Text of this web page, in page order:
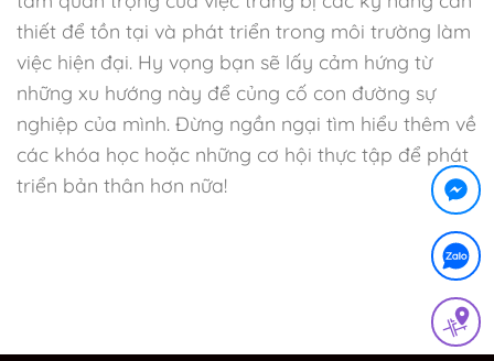
thiết để tồn tại và phát triển trong môi trường làm
việc hiện đại. Hy vọng bạn sẽ lấy cảm hứng từ
những xu hướng này để củng cố con đường sự
nghiệp của mình. Đừng ngần ngại tìm hiểu thêm về
các khóa học hoặc những cơ hội thực tập để phát
triển bản thân hơn nữa!